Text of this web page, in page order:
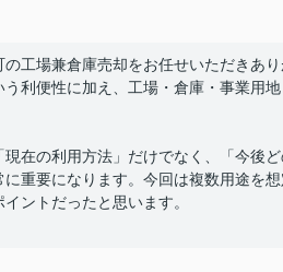
の工場兼倉庫売却をお任せいただきあ
う利便性に加え、工場・倉庫・事業用
現在の利用方法」だけでなく、「今後
重要になります。今回は複数用途を
ントだったと思います。